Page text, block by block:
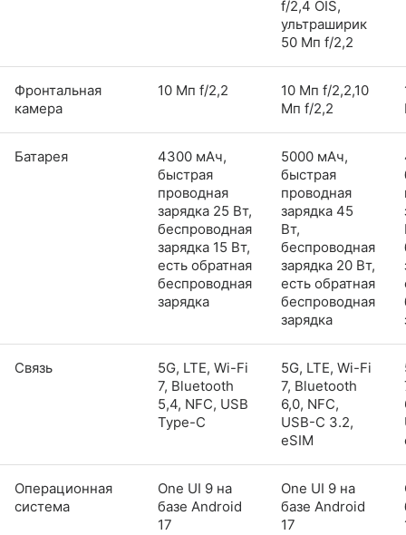
f/2,4 OIS,
ультраширик
50 Мп f/2,2
Фронтальная
камера
10 Мп f/2,2
10 Мп f/2,2,10
Мп f/2,2
Батарея
4300 мАч,
быстрая
проводная
зарядка 25 Вт,
беспроводная
зарядка 15 Вт,
есть обратная
беспроводная
зарядка
5000 мАч,
быстрая
проводная
зарядка 45
Вт,
беспроводная
зарядка 20 Вт,
есть обратная
беспроводная
зарядка
Связь
5G, LTE, Wi-Fi
7, Bluetooth
5,4, NFC, USB
Type-C
5G, LTE, Wi-Fi
7, Bluetooth
6,0, NFC,
USB-C 3.2,
eSIM
Операционная
система
One UI 9 на
базе Android
17
One UI 9 на
базе Android
17